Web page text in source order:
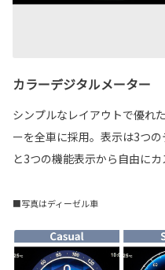
カラーデジタルメーター
シンプルなレイアウトで優れ
ーを全車に採用。表示は3つ
と3つの機能表示から自由にカ
■写真はディーゼル車